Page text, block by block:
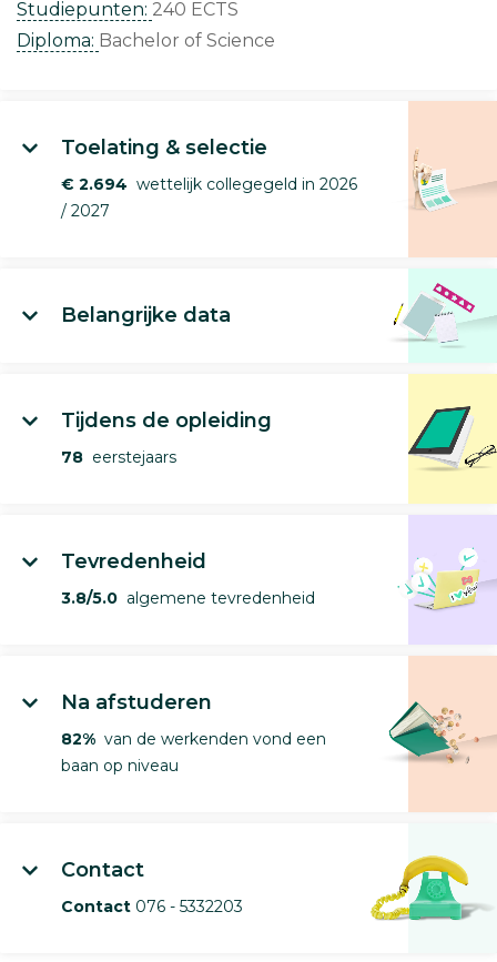
Studiepunten: 240 ECTS
Diploma: Bachelor of Science
Toelating & selectie
€ 2.694 wettelijk collegegeld in 2026
/ 2027
Belangrijke data
Tijdens de opleiding
78 eerstejaars
Tevredenheid
3.8/5.0 algemene tevredenheid
Na afstuderen
82% van de werkenden vond een
baan op niveau
Contact
Contact 076 - 5332203